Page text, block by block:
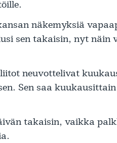
näkemyksiä
sen takaisin, nyt näin
neuvottelivat
Sen saa
takaisin, vaikka